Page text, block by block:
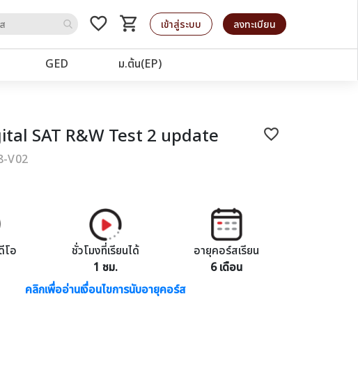
favorite_border shopping_cart
รถเข็น เข้าสู่ระบบ ลงทะเบียน
GED ม.ต้น(EP)
favorite_border
SAT R&W Test 2 update
V02
โอ
ชั่วโมงที่เรียนได้
1 ชม.
อายุคอร์สเรียน
6 เดือน
คลิกเพื่ออ่านเงื่อนไขการนับอายุคอร์ส